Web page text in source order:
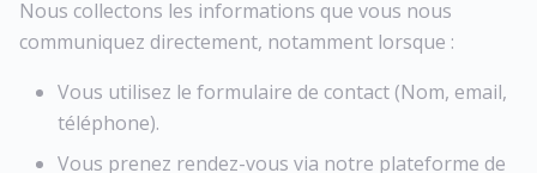
Nous collectons les informations que vous nous
communiquez directement, notamment lorsque :
Vous utilisez le formulaire de contact (Nom, email,
téléphone).
Vous prenez rendez-vous via notre plateforme de